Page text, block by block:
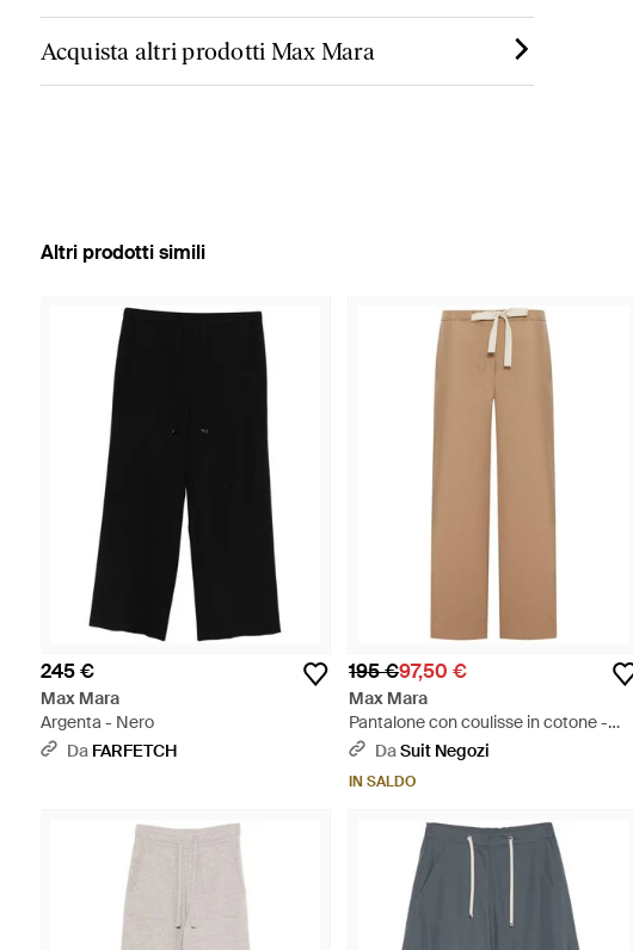
Acquista altri prodotti Max Mara
Altri prodotti simili
245 €
Max Mara
Argenta - Nero
Da FARFETCH
195 €97,50 €
Max Mara
Pantalone con coulisse in cotone -
Neutro
DaSuit Negozi
IN SALDO